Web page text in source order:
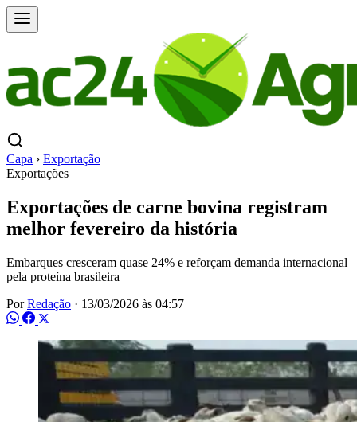
Capa › Exportação
Exportações
Exportações de carne bovina registram
melhor fevereiro da história
Embarques cresceram quase 24% e reforçam demanda internacional
pela proteína brasileira
PorRedação · 13/03/2026 às 04:57